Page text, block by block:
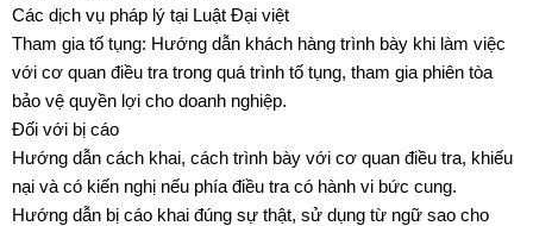
Các dịch vụ pháp lý tại Luật Đại việt
Tham gia tố tụng: Hướng dẫn khách hàng trình bày khi làm việc
với cơ quan điều tra trong quá trình tố tụng, tham gia phiên tòa
bảo vệ quyền lợi cho doanh nghiệp.
Đối với bị cáo
Hướng dẫn cách khai, cách trình bày với cơ quan điều tra, khiếu
nại và có kiến nghị nếu phía điều tra có hành vi bức cung.
Hướng dẫn bị cáo khai đúng sự thật, sử dụng từ ngữ sao cho